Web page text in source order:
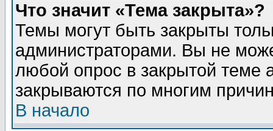
Что значит «Тема закрыта»?
Темы могут быть закрыты
администраторами. Вы не
любой опрос в закрытой теме
закрываются по многим
В начало